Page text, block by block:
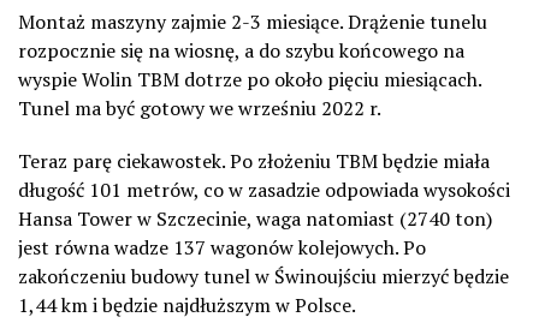
Montaż maszyny zajmie 2-3 miesiące. Drążenie tunelu
rozpocznie się na wiosnę, a do szybu końcowego na
wyspie Wolin TBM dotrze po około pięciu miesiącach.
Tunel ma być gotowy we wrześniu 2022 r.
Teraz parę ciekawostek. Po złożeniu TBM będzie miała
długość 101 metrów, co w zasadzie odpowiada wysokości
Hansa Tower w Szczecinie, waga natomiast (2740 ton)
jest równa wadze 137 wagonów kolejowych. Po
zakończeniu budowy tunel w Świnoujściu mierzyć będzie
1,44 km i będzie najdłuższym w Polsce.